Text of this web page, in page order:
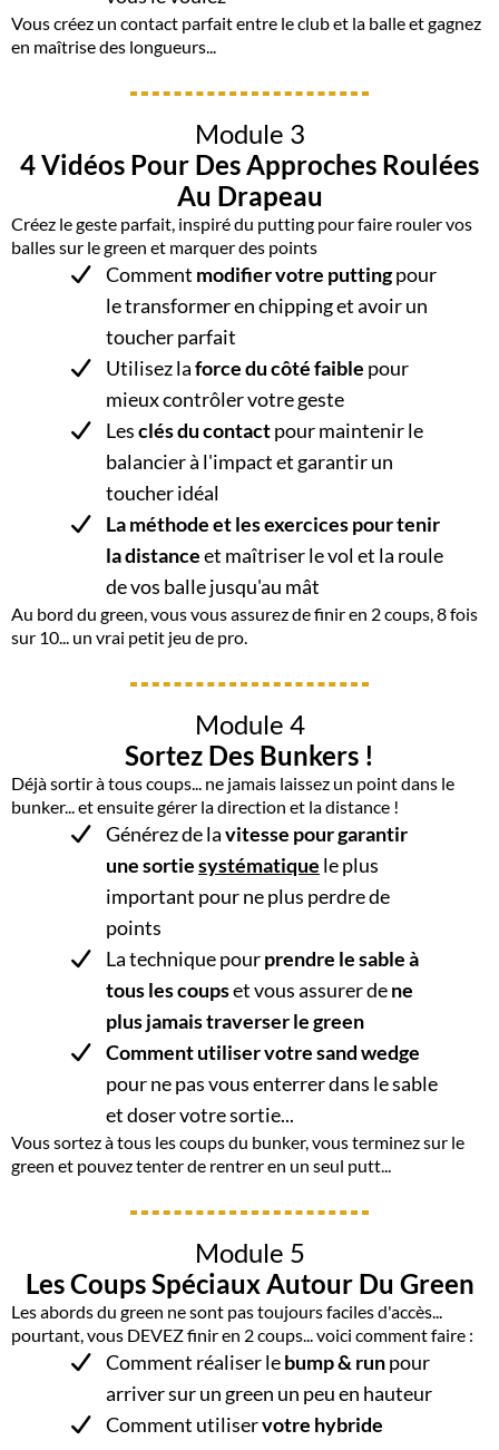
Vous créez un contact parfait entre le club et la balle et gagnez
en maîtrise des longueurs...
Module 3
4 Vidéos Pour Des Approches Roulées
Au Drapeau
Créez le geste parfait, inspiré du putting pour faire rouler vos
balles sur le green et marquer des points
Comment modifier votre puttingpour
le transformer en chipping et avoir un
toucher parfait
Utilisez laforce du côté faible pour
mieux contrôler votre geste
Lesclés du contactpour maintenir le
balancier à l'impact et garantir un
toucher idéal
La méthode et les exercices pour tenir
la distanceet maîtriser le vol et la roule
de vos balle jusqu'au mât
Au bord du green, vous vous assurez de finir en 2 coups, 8 fois
sur 10... un vrai petit jeu de pro.
Module 4
Sortez Des Bunkers !
Déjà sortir à tous coups... ne jamais laissez un point dans le
bunker... et ensuite gérer la direction et la distance !
Générez de lavitesse pour garantir
une sortiesystématique le plus
important pour ne plus perdre de
points
La technique pourprendre le sable à
tous les coupset vous assurer dene
plus jamais traverser le green
Comment utiliser votre sand wedge
pour ne pas vous enterrer dans le sable
et doser votre sortie...
Vous sortez à tous les coups du bunker, vous terminez sur le
green et pouvez tenter de rentrer en un seul putt...
Module 5
Les Coups Spéciaux Autour Du Green
Les abords du green ne sont pas toujours faciles d'accès...
pourtant, vous DEVEZ finir en 2 coups... voici comment faire :
​​Comment réaliser lebump & runpour
arriver sur un green un peu en hauteur
Comment utiliservotre hybride